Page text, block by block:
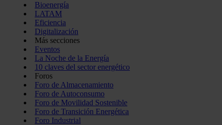
Bioenergía
LATAM
Eficiencia
Digitalización
Más secciones
Eventos
La Noche de la Energía
10 claves del sector energético
Foros
Foro de Almacenamiento
Foro de Autoconsumo
Foro de Movilidad Sostenible
Foro de Transición Energética
Foro Industrial